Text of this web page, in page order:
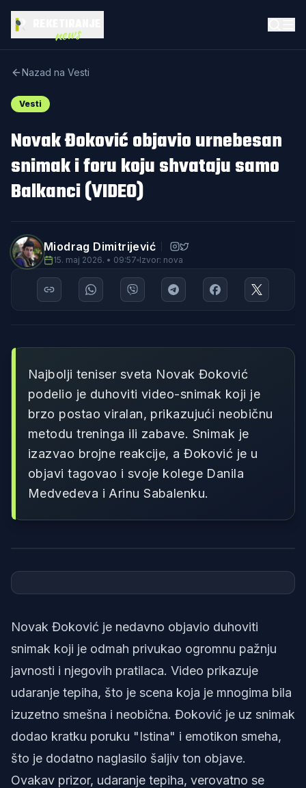
news
Nazad na Vesti
Vesti
Novak Đoković objavio urnebesan
snimak i foru koju shvataju samo
Balkanci (VIDEO)
Miodrag Dimitrijević
15. maj 2026. • 09:57 Izvor: nova
Najbolji teniser sveta Novak Đoković
podelio je duhoviti video-snimak koji je
brzo postao viralan, prikazujući neobičnu
metodu treninga ili zabave. Snimak je
izazvao brojne reakcije, a Đoković je u
objavi tagovao i svoje kolege Danila
Medvedeva i Arinu Sabalenku.
Novak Đoković je nedavno objavio duhoviti
snimak koji je odmah privukao ogromnu pažnju
javnosti i njegovih pratilaca. Video prikazuje
udaranje tepiha, što je scena koja je mnogima bila
izuzetno smešna i neobična. Đoković je uz snimak
dodao kratku poruku "Istina" i emotikon smeha,
što je dodatno naglasilo šaljiv ton objave.
Ovakav prizor, udaranje tepiha, verovatno se